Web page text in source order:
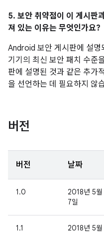
5. 보안 취약점이 이 게시판
져 있는 이유는 무엇인가요?
Android 보안 게시판에 설
기기의 최신 보안 패치 수준
판에 설명된 것과 같은 추가
을 선언하는 데 필요하지 않
버전
버전 날짜
1.0
2018년 5월
7일
1.1
2018년 5월